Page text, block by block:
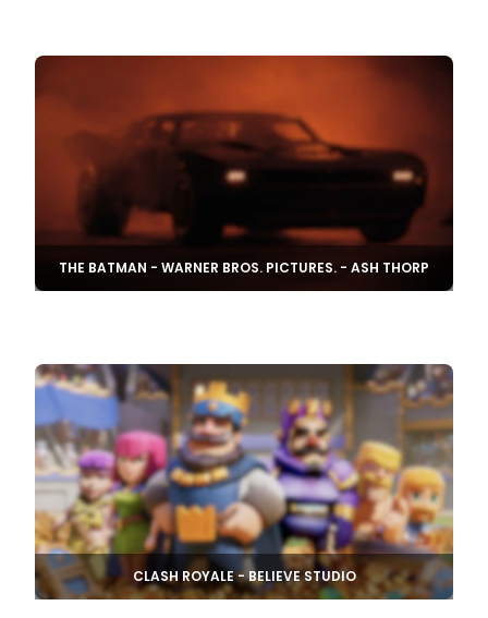
THE BATMAN - WARNER BROS. PICTURES. - ASH THORP
CLASH ROYALE - BELIEVE STUDIO